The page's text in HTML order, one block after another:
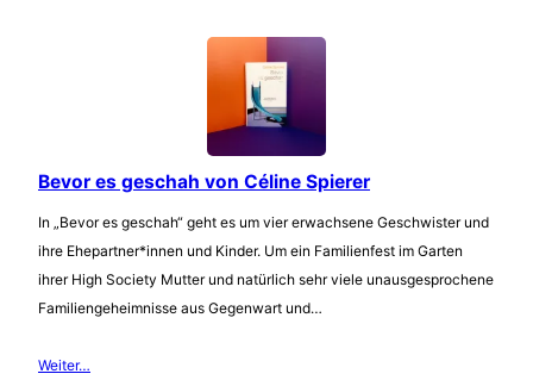
Bevor es geschah von Céline Spierer
In „Bevor es geschah“ geht es um vier erwachsene Geschwister und
ihre Ehepartner*innen und Kinder. Um ein Familienfest im Garten
ihrer High Society Mutter und natürlich sehr viele unausgesprochene
Familiengeheimnisse aus Gegenwart und…
Weiter…